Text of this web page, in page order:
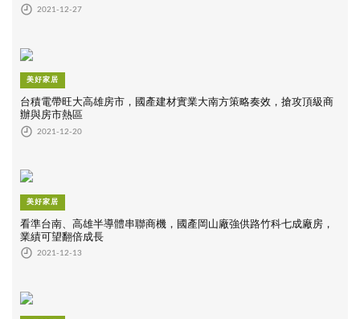
2021-12-27
美好家居
台積電帶旺大高雄房市，國產建材實業大南方策略奏效，搶攻頂級商
辦與房市熱區
2021-12-20
美好家居
看準台南、高雄半導體串聯商機，國產岡山廠強供路竹科七成廠房，
業績可望翻倍成長
2021-12-13